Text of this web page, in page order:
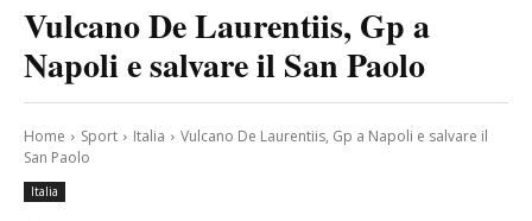
Vulcano De Laurentiis, Gp a
Napoli e salvare il San Paolo
Home Sport Italia
Vulcano De Laurentiis, Gp a Napoli e salvare il
San Paolo
Italia